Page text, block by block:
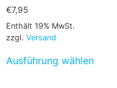
€7,95
Enthält 19% MwSt.
zzgl. Versand
Ausführung wählen